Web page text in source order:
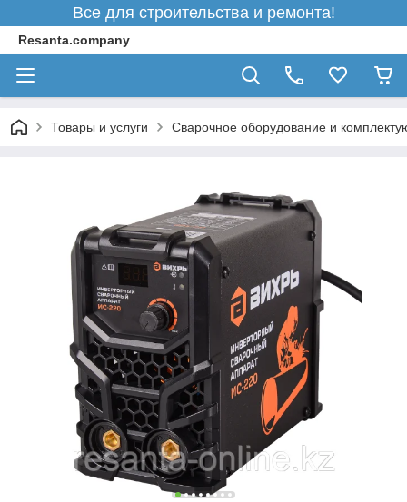
Все для строительства и ремонта!
Resanta.company
Товары и услуги Сварочное оборудование и